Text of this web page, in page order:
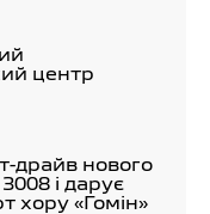
центр
драйв нового
і дарує
хору «Гомін»